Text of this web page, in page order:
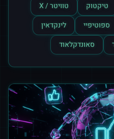
טיקטוק
טוויטר / X
ספוטיפיי
לינקדאין
סאונדקלאוד